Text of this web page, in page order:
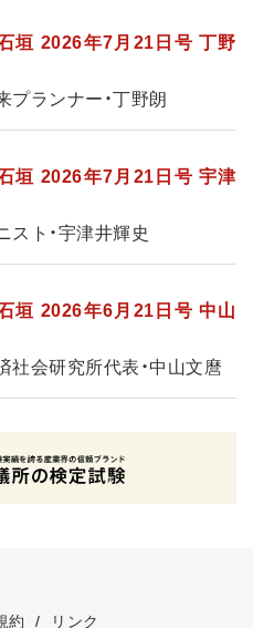
垣 2026年7月21日号 丁野
プランナー・丁野朗
垣 2026年7月21日号 宇津
スト・宇津井輝史
垣 2026年6月21日号 中山
社会研究所代表・中山文麿
約 / リンク